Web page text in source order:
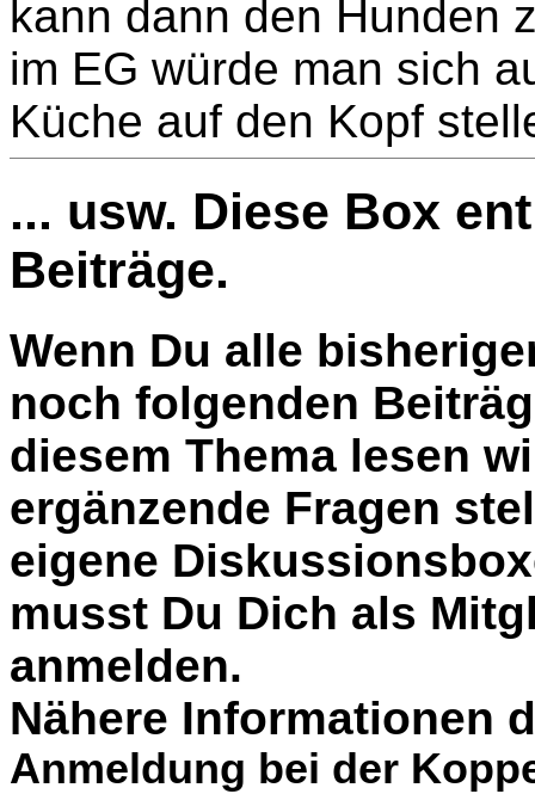
kann dann den Hunden
im EG würde man sich
Küche auf den Kopf
... usw. Diese Box
Beiträge.
Wenn Du alle
noch folgenden
diesem Thema lesen
ergänzende Fragen
eigene
musst Du Dich als
anmelden.
Nähere Informationen
Anmeldung bei der